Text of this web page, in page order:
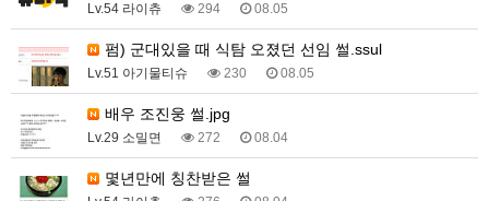
Lv.54 라이츄 294 08.05
펌) 군대있을 때 식탐 오졌던 선임 썰.ssul
Lv.51 아기물티슈 230 08.05
배우 조진웅 썰.jpg
Lv.29 소밀면 272 08.04
몇년만에 칭찬받은 썰